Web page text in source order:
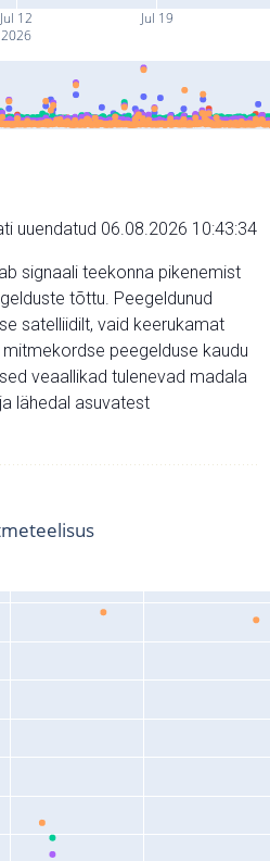
Jul 12
2026
Jul 19
uuendatud 06.08.2026 10:43:34
signaali teekonna pikenemist
tõttu. Peegeldunud
satelliidilt, vaid keerukamat
peegelduse kaudu
veaallikad tulenevad madala
lähedal asuvatest